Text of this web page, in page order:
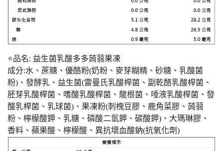
⭐品名: 益生菌乳酸多多蒟蒻果凍
成分:水、蔗糖、優酪粉(奶粉、麥芽糊精、砂糖、乳酸菌
粉)、發酵乳、益生菌(雷曼氏乳酸桿菌、副乾酪乳酸桿菌、
胚芽乳酸桿菌、嗜酸乳酸桿菌、龍根菌、唾液乳酸桿菌、發
酸乳桿菌、乳球菌)、果凍粉(刺槐豆膠、鹿角菜膠、蒟蒻
粉、檸檬酸鉀、乳糖、磷酸二氫鉀、碳酸鉀)、大瑪琳膠、
香料、蘋果酸、檸檬酸、異抗壞血酸鈉(抗氧化劑)